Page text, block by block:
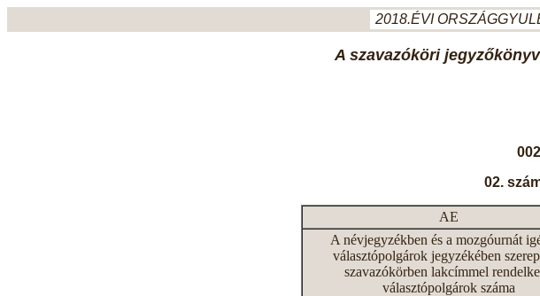
2018.ÉVI
A szavazóköri
02.
AE
A névjegyzékben és a mozgóurnát
választópolgárok jegyzékében
szavazókörben lakcímmel
választópolgárok száma